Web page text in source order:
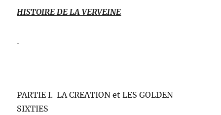
HISTOIRE DE LA VERVEINE
PARTIE I. LA CREATION et LES GOLDEN
SIXTIES